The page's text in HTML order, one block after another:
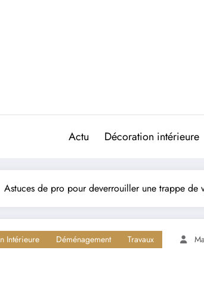
Actu Décoration intérieure
Astuces de pro pour deverrouiller une trappe de
Intérieure Déménagement Travaux